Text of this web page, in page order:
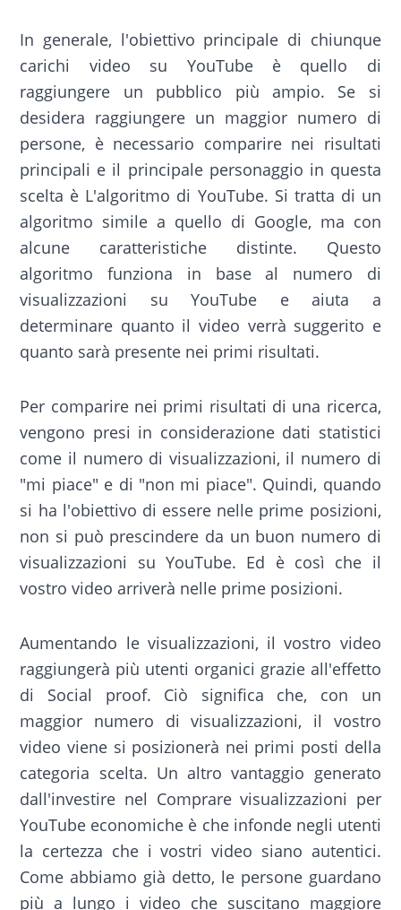
In generale, l'obiettivo principale di chiunque
carichi video su YouTube è quello di
raggiungere un pubblico più ampio. Se si
desidera raggiungere un maggior numero di
persone, è necessario comparire nei risultati
principali e il principale personaggio in questa
scelta è L'algoritmo di YouTube. Si tratta di un
algoritmo simile a quello di Google, ma con
alcune caratteristiche distinte. Questo
algoritmo funziona in base al numero di
visualizzazioni su YouTube e aiuta a
determinare quanto il video verrà suggerito e
quanto sarà presente nei primi risultati.
Per comparire nei primi risultati di una ricerca,
vengono presi in considerazione dati statistici
come il numero di visualizzazioni, il numero di
"mi piace" e di "non mi piace". Quindi, quando
si ha l'obiettivo di essere nelle prime posizioni,
non si può prescindere da un buon numero di
visualizzazioni su YouTube. Ed è così che il
vostro video arriverà nelle prime posizioni.
Aumentando le visualizzazioni, il vostro video
raggiungerà più utenti organici grazie all'effetto
di Social proof. Ciò significa che, con un
maggior numero di visualizzazioni, il vostro
video viene si posizionerà nei primi posti della
categoria scelta. Un altro vantaggio generato
dall'investire nel Comprare visualizzazioni per
YouTube economiche è che infonde negli utenti
la certezza che i vostri video siano autentici.
Come abbiamo già detto, le persone guardano
più a lungo i video che suscitano maggiore